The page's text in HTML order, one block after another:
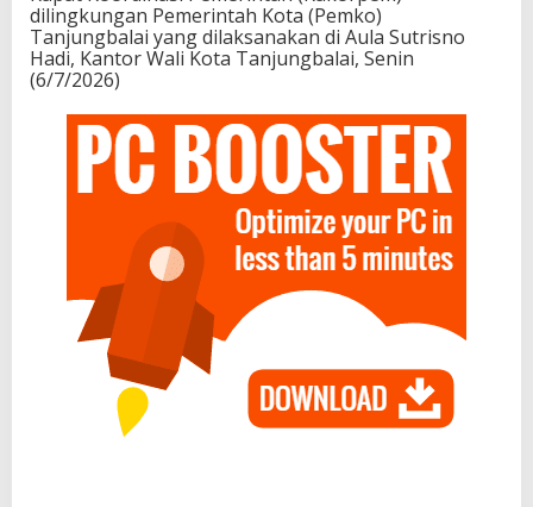
dilingkungan Pemerintah Kota (Pemko)
Tanjungbalai yang dilaksanakan di Aula Sutrisno
Hadi, Kantor Wali Kota Tanjungbalai, Senin
(6/7/2026)